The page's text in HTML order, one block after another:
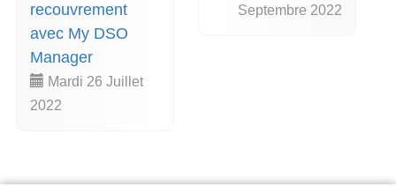
recouvrement
avec My DSO
Manager
Mardi 26 Juillet
2022
Septembre 2022